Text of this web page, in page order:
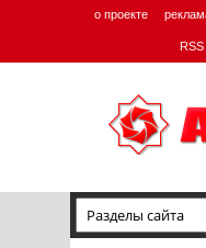
о проекте
RSS